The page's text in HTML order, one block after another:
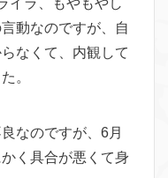
イラ、もやもやし
動なのですが、自
らなくて、内観して
。
なのですが、6月
く具合が悪くて身